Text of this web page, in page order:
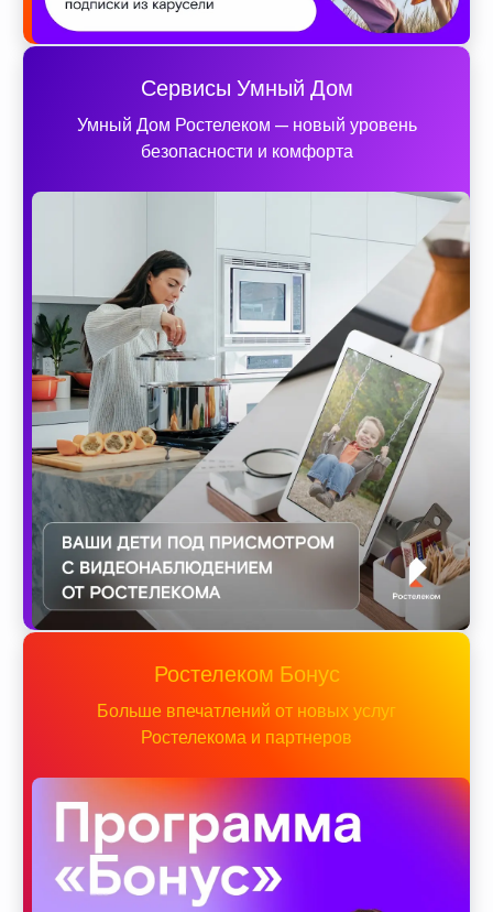
Сервисы Умный Дом
Умный Дом Ростелеком — новый уровень
безопасности и комфорта
Ростелеком Бонус
Больше впечатлений от новых услуг
Ростелекома и партнеров